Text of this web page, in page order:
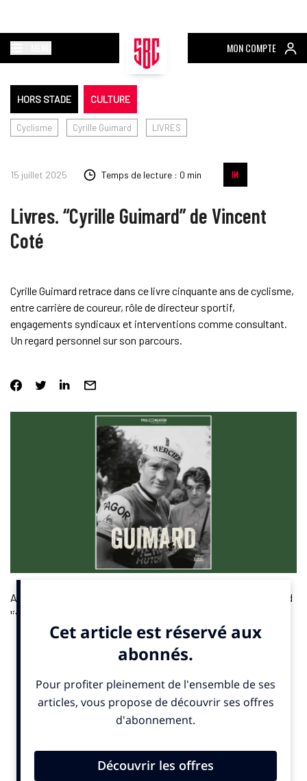
MON COMPTE
HORS STADE CULTURE
Cyclisme Cyrille Guimard LIVRES
15 juillet 2025 Temps de lecture : 0 min
Livres. “Cyrille Guimard” de Vincent
Coté
Cyrille Guimard retrace dans ce livre cinquante ans de cyclisme,
entre carrière de coureur, rôle de directeur sportif,
engagements syndicaux et interventions comme consultant.
Un regard personnel sur son parcours.
Ancien coureur, directeur sportif et consultant, Cyrille Guimard
livre un récit personnel sur cinquante années passées dans le
cyclisme. Il y évoque ses débuts dans les pelotons, sa carrière
interrompue, puis son rôle central dans l’émergence de grands
champions comme Laurent Fignon ou Bernard Hinault.
L’ouvrage, signé par le journaliste de Ouest-France Vincent
Coté, revient aussi sur ses engagements syndicaux, ses prises
de position tranchées et son retour en tant que consultant
pour RMC. Un témoignage direct sur les coulisses d’un sport en
Collection Prolongation(Publié le 16 mai 2025).